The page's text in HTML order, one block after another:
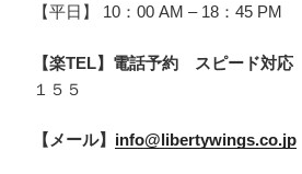
【平日】 10：00 AM – 18：45 PM
【楽TEL】電話予約 スピード対応
１５５
【メール】 info@libertywings.co.jp